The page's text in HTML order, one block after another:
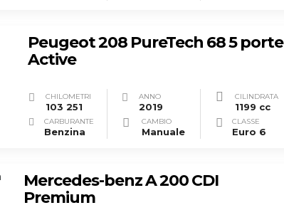
Peugeot 208 PureTech 68 5 porte
Active
CHILOMETRI
103 251
ANNO
2019
CILINDRATA
1199 cc
CARBURANTE
Benzina
CAMBIO
Manuale
CLASSE
Euro 6
Mercedes-benz A 200 CDI
Premium